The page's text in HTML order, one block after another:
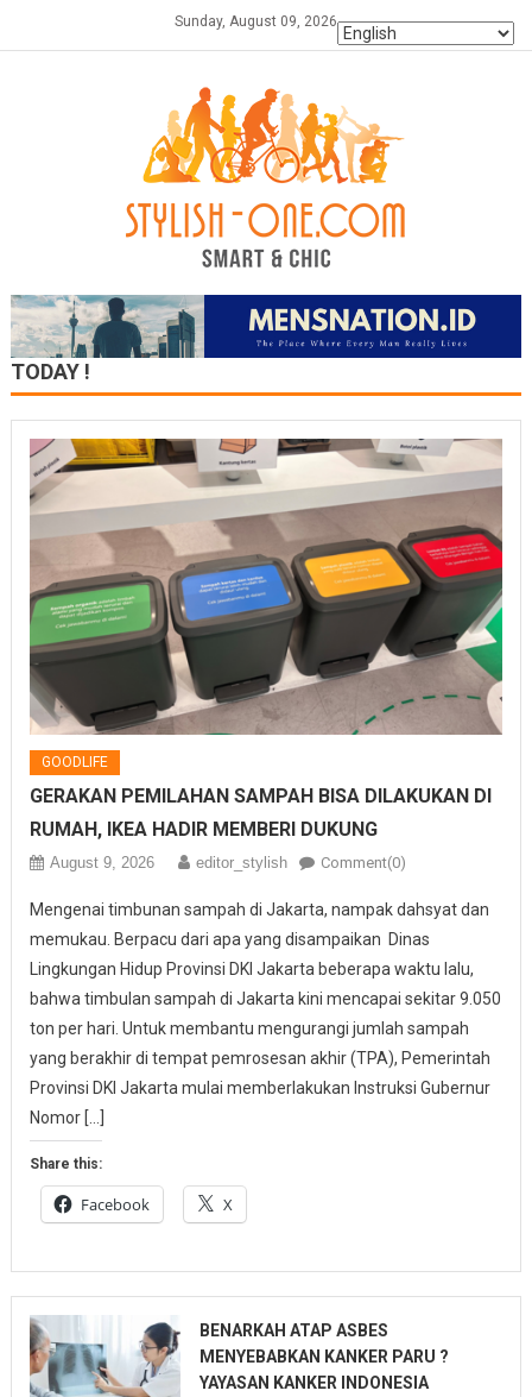
Sunday, August 09, 2026
TODAY !
GOODLIFE
GERAKAN PEMILAHAN SAMPAH BISA DILAKUKAN DI
RUMAH, IKEA HADIR MEMBERI DUKUNG
August 9, 2026 editor_stylish Comment(0)
Mengenai timbunan sampah di Jakarta, nampak dahsyat dan
memukau. Berpacu dari apa yang disampaikan Dinas
Lingkungan Hidup Provinsi DKI Jakarta beberapa waktu lalu,
bahwa timbulan sampah di Jakarta kini mencapai sekitar 9.050
ton per hari. Untuk membantu mengurangi jumlah sampah
yang berakhir di tempat pemrosesan akhir (TPA), Pemerintah
Provinsi DKI Jakarta mulai memberlakukan Instruksi Gubernur
Nomor […]
Share this:
Facebook X
BENARKAH ATAP ASBES
MENYEBABKAN KANKER PARU ?
YAYASAN KANKER INDONESIA